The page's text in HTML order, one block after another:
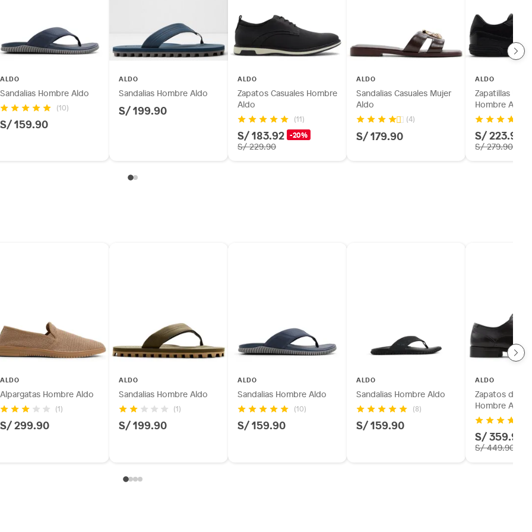
ALDO
Sandalias Hombre Aldo
(10)
S/ 159.90
ALDO
Sandalias Hombre Aldo
S/ 199.90
ALDO
Zapatos Casuales Hombre
Aldo
(11)
S/ 183.92 -20%
S/ 229.90
ALDO
Sandalias Casuales Mujer
Aldo
(4)
S/ 179.90
ALDO
Zapatillas
Hombre Aldo
S/ 223.92
S/ 279.90
ALDO
Alpargatas Hombre Aldo
(1)
S/ 299.90
ALDO
Sandalias Hombre Aldo
(1)
S/ 199.90
ALDO
Sandalias Hombre Aldo
(10)
S/ 159.90
ALDO
Sandalias Hombre Aldo
(8)
S/ 159.90
ALDO
Zapatos de
Hombre Aldo
S/ 359.92
S/ 449.90